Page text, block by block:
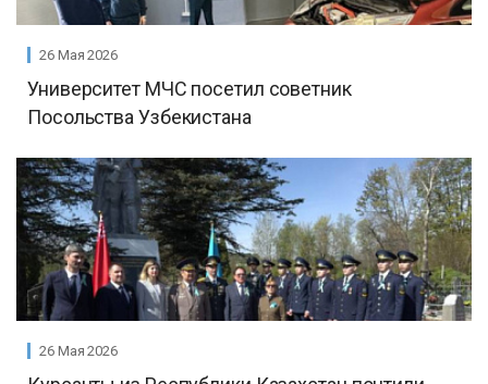
26 Мая 2026
Университет МЧС посетил советник
Посольства Узбекистана
26 Мая 2026